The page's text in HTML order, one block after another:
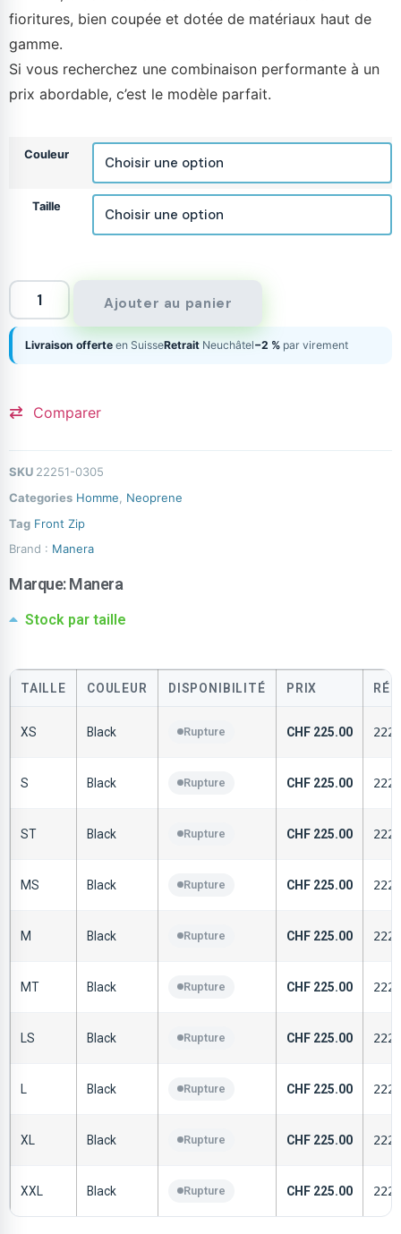
fioritures, bien coupée et dotée de matériaux haut de
gamme.
Si vous recherchez une combinaison performante à un
prix abordable, c’est le modèle parfait.
Couleur
Taille
Ajouter au panier
Livraison offerte en SuisseRetrait Neuchâtel−2 % par virement
Comparer
SKU 22251-0305
Categories Homme
Neoprene
Tag Front Zip
Brand : Manera
Marque:Manera
Stock par taille
TAILLE COULEUR DISPONIBILITÉ PRIX
XS Black Rupture CHF 225.00
S Black Rupture CHF 225.00
ST Black Rupture CHF 225.00
MS Black Rupture CHF 225.00
M Black Rupture CHF 225.00
MT Black Rupture CHF 225.00
LS Black Rupture CHF 225.00
L Black Rupture CHF 225.00
XL Black Rupture CHF 225.00
XXL Black Rupture CHF 225.00